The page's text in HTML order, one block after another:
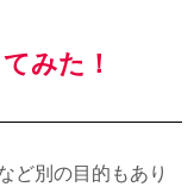
みた！
ど別の目的もあり